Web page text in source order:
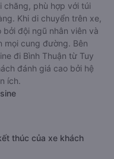
chăng, phù hợp với túi
Khi di chuyển trên xe,
đội ngũ nhân viên và
mọi cung đường. Bên
đi Bình Thuận từ Tuy
đánh giá cao bởi hệ
ích.